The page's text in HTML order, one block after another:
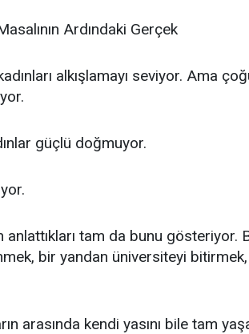
Ardındaki Gerçek
alkışlamayı seviyor. Ama
güçlü doğmuyor.
anlattıkları tam da bunu
bir yandan üniversiteyi
arasında kendi yasını bile tam